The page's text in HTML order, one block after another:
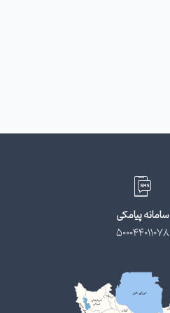
سامانه پیامکی
500044011078